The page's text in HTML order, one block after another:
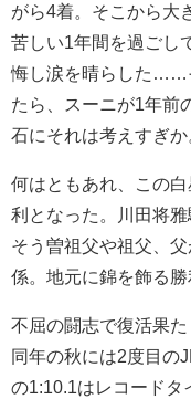
がら4着。そこから大
苦しい1年間を過ごし
悔し涙を晴らした……
たら、スーニが1年前
石にそれは考えすぎか
何はともあれ、この
利となった。川田将
そう曽祖父や祖父、
係。地元に錦を飾る勝
不屈の闘志で復活果
同年の秋には2度目の
の1:10.1はレコードタ